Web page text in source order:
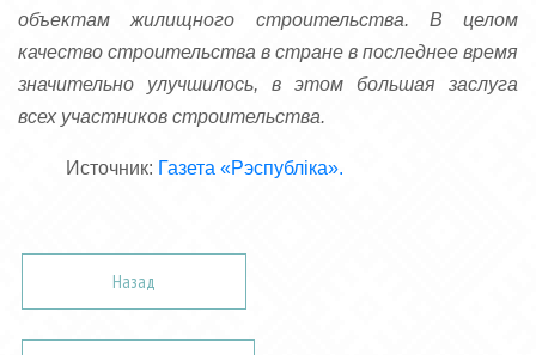
объектам жилищного строительства. В целом
качество строительства в стране в последнее время
значительно улучшилось, в этом большая заслуга
всех участников строительства.
Источник: Газета «Рэспубліка».
Назад